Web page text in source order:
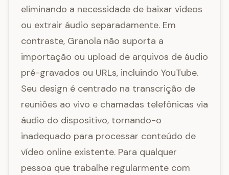
eliminando a necessidade de baixar vídeos
ou extrair áudio separadamente. Em
contraste, Granola não suporta a
importação ou upload de arquivos de áudio
pré-gravados ou URLs, incluindo YouTube.
Seu design é centrado na transcrição de
reuniões ao vivo e chamadas telefônicas via
áudio do dispositivo, tornando-o
inadequado para processar conteúdo de
vídeo online existente. Para qualquer
pessoa que trabalhe regularmente com